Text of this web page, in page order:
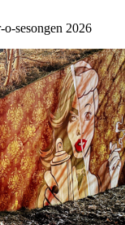
sesongen 2026